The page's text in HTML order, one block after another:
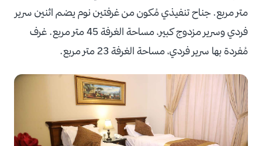
متر مربع. جناح تنفيذي مُكون من غرفتين نوم يضم اثنين سرير
فردي وسرير مزدوج كبير، مساحة الغرفة 45 متر مربع. غرف
مُفردة بها سرير فردي، مساحة الغرفة 23 متر مربع.